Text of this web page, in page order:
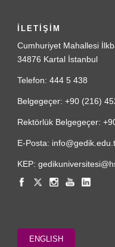
İLETİŞİM
Cumhuriyet Mahallesi
34876 Kartal İstanbul
Telefon: 444 5 438
Belgegeçer: +90 (216)
Rektörlük Belgegeçer:
E-Posta:
KEP:
ENGLISH